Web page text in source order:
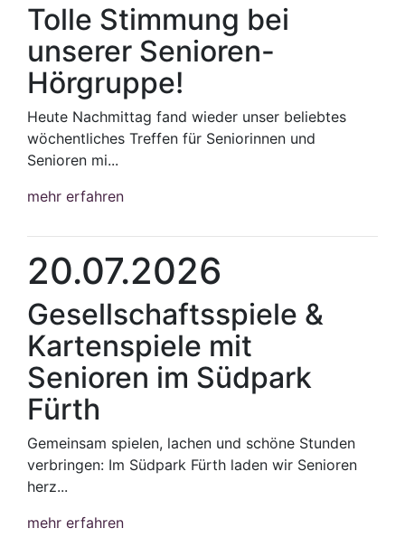
Tolle Stimmung bei
unserer Senioren-
Hörgruppe!
Heute Nachmittag fand wieder unser beliebtes
wöchentliches Treffen für Seniorinnen und
Senioren mi...
mehr erfahren
20.07.2026
Gesellschaftsspiele &
Kartenspiele mit
Senioren im Südpark
Fürth
Gemeinsam spielen, lachen und schöne Stunden
verbringen: Im Südpark Fürth laden wir Senioren
herz...
mehr erfahren